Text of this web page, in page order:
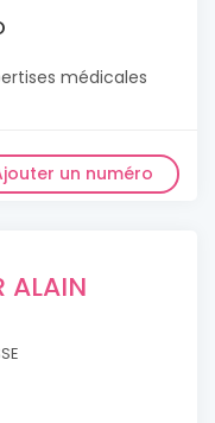
médicales
un numéro
ALAIN